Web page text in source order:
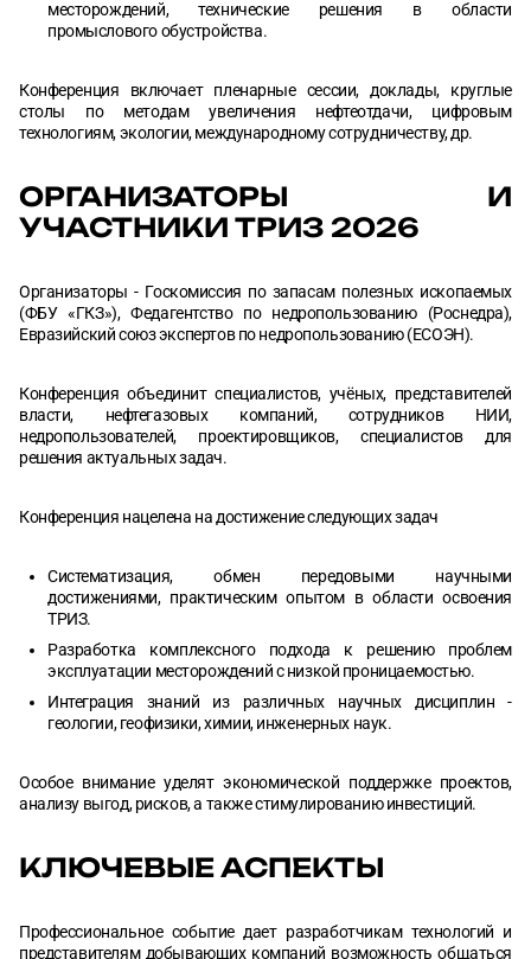
месторождений, технические решения в области
промыслового обустройства.
Конференция включает пленарные сессии, доклады, круглые
столы по методам увеличения нефтеотдачи, цифровым
технологиям, экологии, международному сотрудничеству, др.
ОРГАНИЗАТОРЫ И
УЧАСТНИКИ ТРИЗ 2026
Организаторы - Госкомиссия по запасам полезных ископаемых
(ФБУ «ГКЗ»), Федагентство по недропользованию (Роснедра),
Евразийский союз экспертов по недропользованию (ЕСОЭН).
Конференция объединит специалистов, учёных, представителей
власти, нефтегазовых компаний, сотрудников НИИ,
недропользователей, проектировщиков, специалистов для
решения актуальных задач.
Конференция нацелена на достижение следующих задач
Систематизация, обмен передовыми научными
достижениями, практическим опытом в области освоения
ТРИЗ.
Разработка комплексного подхода к решению проблем
эксплуатации месторождений с низкой проницаемостью.
Интеграция знаний из различных научных дисциплин -
геологии, геофизики, химии, инженерных наук.
Особое внимание уделят экономической поддержке проектов,
анализу выгод, рисков, а также стимулированию инвестиций.
КЛЮЧЕВЫЕ АСПЕКТЫ
Профессиональное событие дает разработчикам технологий и
представителям добывающих компаний возможность общаться